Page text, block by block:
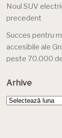
Noul SUV
precedent
Succes pentru
accesibile ale
peste 70.000
Arhive
Arhive